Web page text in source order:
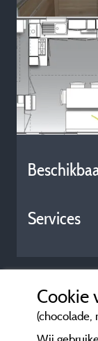
Services
Cookie
(chocolade,